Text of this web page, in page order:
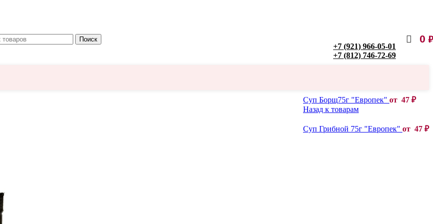
Поиск
+7 (921) 966-05-01
+7 (812) 746-72-69
0
Суп Борщ75г "Европек" от 47 ₽
Назад к товарам
Суп Грибной 75г "Европек" от 47 ₽